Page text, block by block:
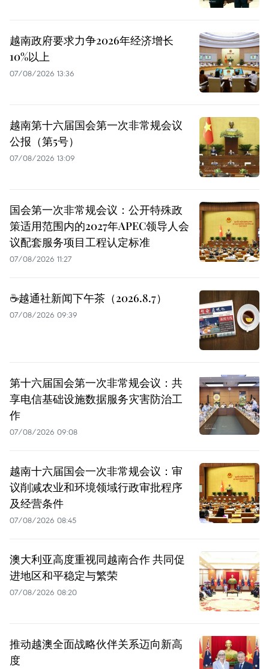
越南政府要求力争2026年经济增长
10%以上
07/08/2026 13:36
越南第十六届国会第一次非常规会议
公报（第5号）
07/08/2026 13:09
国会第一次非常规会议：公开特殊政
策适用范围内的2027年APEC领导人会
议配套服务项目工程认定标准
07/08/2026 11:27
☕️越通社新闻下午茶（2026.8.7）
07/08/2026 09:39
第十六届国会第一次非常规会议：共
享电信基础设施数据服务灾害防治工
作
07/08/2026 09:08
越南十六届国会一次非常规会议：审
议削减农业和环境领域行政审批程序
及经营条件
07/08/2026 08:45
澳大利亚高度重视同越南合作 共同促
进地区和平稳定与繁荣
07/08/2026 08:20
推动越澳全面战略伙伴关系迈向新高
度